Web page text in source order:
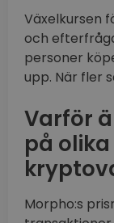
Växelkursen
och
personer
upp. När fler
Varför
på olika
Morpho:s